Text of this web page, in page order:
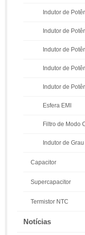
Indutor de
Indutor de
Indutor de
Indutor de
Indutor de
Esfera EMI
Filtro de Modo
Indutor de
Capacitor
Supercapacitor
Termistor NTC
Notícias